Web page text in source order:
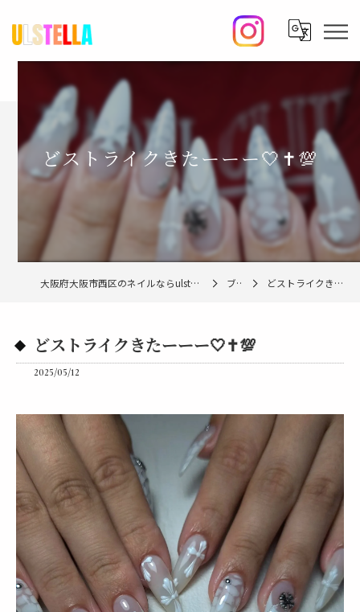
どストライクきたーーー🤍✝️💯
大阪府大阪市西区のネイルならulstella nail studio【ウルステラ】 ブログ どストライクきたーーー🤍✝️💯
どストライクきたーーー🤍✝️💯
2025/05/12